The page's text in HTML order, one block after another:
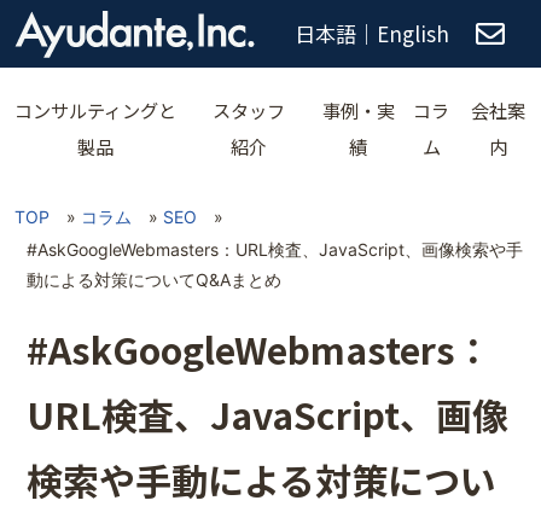
日本語 ｜ English
コンサルティングと
製品
スタッフ
紹介
事例・実
績
コラ
ム
会社案
内
TOP » コラム » SEO
»
#AskGoogleWebmasters：URL検査、JavaScript、画像検索や手
動による対策についてQ&Aまとめ
#AskGoogleWebmasters：
URL検査、JavaScript、画像
検索や手動による対策につい